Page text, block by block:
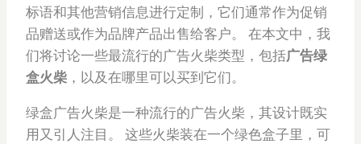
标语和其他营销信息进行定制，它们通常作为促销
品赠送或作为品牌产品出售给客户。 在本文中，我
们将讨论一些最流行的广告火柴类型，包括广告绿
盒火柴 ，以及在哪里可以买到它们。
绿盒广告火柴是一种流行的广告火柴，其设计既实
用又引人注目。 这些火柴装在一个绿色盒子里，可